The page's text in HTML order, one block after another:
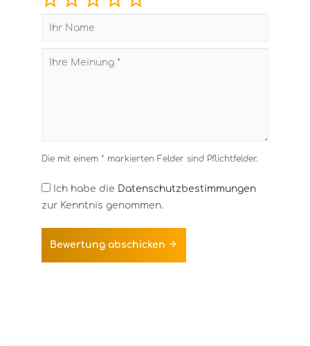
Die mit einem * markierten Felder sind Pflichtfelder.
Ich habe die Datenschutzbestimmungen
zur Kenntnis genommen.
Bewertung abschicken